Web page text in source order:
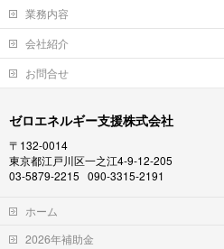
業務内容
会社紹介
お問合せ
ゼロエネルギー支援株式会社
〒132-0014
東京都江戸川区一之江4-9-12-205
03-5879-2215 090-3315-2191
ホーム
2026年補助金